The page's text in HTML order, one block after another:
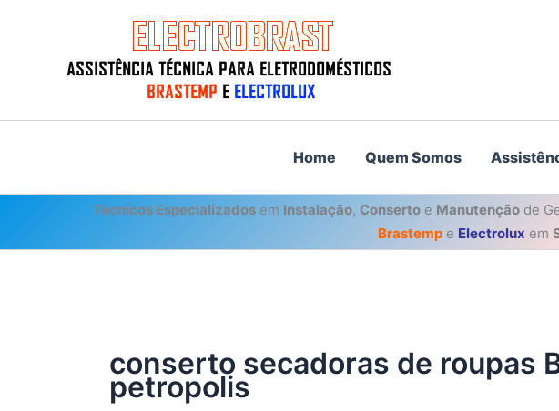
Home Quem Somos
Técnicos Especializados em Instalação, Conserto e Manutenção de
Brastempe Electrolux em
conserto secadoras de roupas
petropolis